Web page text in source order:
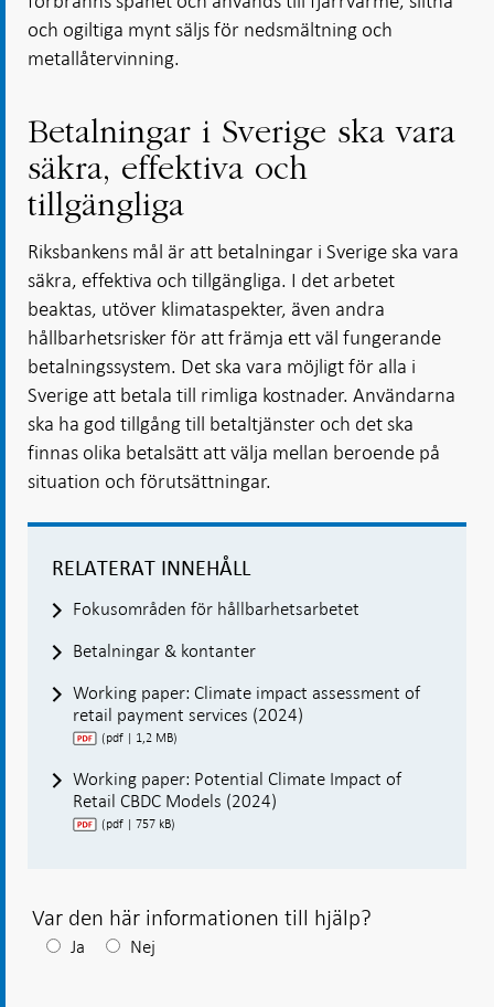
och ogiltiga mynt säljs för nedsmältning och
metallåtervinning.
Betalningar i Sverige ska vara
säkra, effektiva och
tillgängliga
Riksbankens mål är att betalningar i Sverige ska vara
säkra, effektiva och tillgängliga. I det arbetet
beaktas, utöver klimataspekter, även andra
hållbarhetsrisker för att främja ett väl fungerande
betalningssystem. Det ska vara möjligt för alla i
Sverige att betala till rimliga kostnader. Användarna
ska ha god tillgång till betaltjänster och det ska
finnas olika betalsätt att välja mellan beroende på
situation och förutsättningar.
RELATERAT INNEHÅLL
Fokusområden för hållbarhetsarbetet
Betalningar & kontanter
Working paper: Climate impact assessment of
retail payment services (2024)
(pdf | 1,2 MB)
Working paper: Potential Climate Impact of
Retail CBDC Models (2024)
(pdf | 757 kB)
Var den här informationen till hjälp?
EfterJa Nej